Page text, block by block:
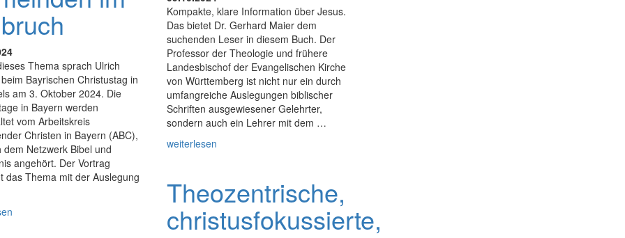
Thema sprach Ulrich
Bayrischen Christustag in
am 3. Oktober 2024. Die
in Bayern werden
vom Arbeitskreis
Christen in Bayern (ABC),
dem Netzwerk Bibel und
angehört. Der Vortrag
das Thema mit der Auslegung
Kompakte, klare Information über Jesus.
Das bietet Dr. Gerhard Maier dem
suchenden Leser in diesem Buch. Der
Professor der Theologie und frühere
Landesbischof der Evangelischen Kirche
von Württemberg ist nicht nur ein durch
umfangreiche Auslegungen biblischer
Schriften ausgewiesener Gelehrter,
sondern auch ein Lehrer mit dem …
weiterlesen
Theozentrische,
christusfokussierte,